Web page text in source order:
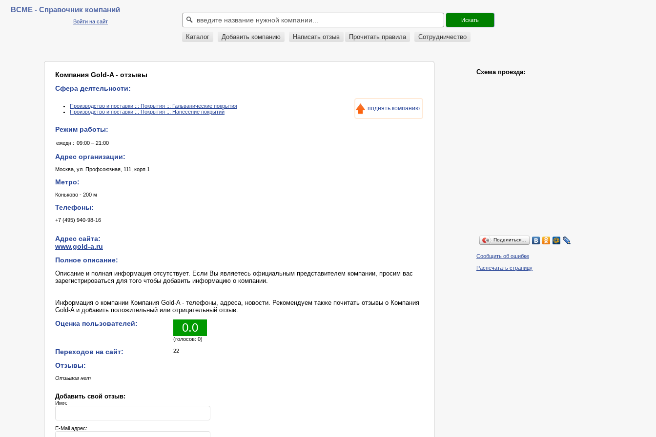
BCME - Справочник компаний
Войти на сайт
Каталог Добавить компанию Написать отзыв Прочитать правила Сотрудничество
Компания Gold-A - отзывы
Сфера деятельности:
Производство и поставки ::: Покрытия ::: Гальванические покрытия
Производство и поставки ::: Покрытия ::: Нанесение покрытий
поднять компанию
Режим работы:
ежедн.: 09:00 – 21:00
Адрес организации:
Москва, ул. Профсоюзная, 111, корп.1
Метро:
Коньково - 200 м
Телефоны:
+7 (495) 940-98-16
Адрес сайта:
www.gold-a.ru
Полное описание:
Описание и полная информация отсутствует. Если Вы являетесь официальным представителем компании, просим вас
зарегистрироваться для того чтобы добавить информацию о компании.
Информация о компании Компания Gold-A - телефоны, адреса, новости. Рекомендуем также почитать отзывы о Компания
Gold-A и добавить положительный или отрицательный отзыв.
Оценка пользователей: 0.0
(голосов: 0)
Переходов на сайт: 22
Отзывы:
Отзывов нет
Добавить свой отзыв:
Имя:
E-Mail адрес:
Схема проезда:
Поделиться…
Сообщить об ошибке
Распечатать страницу